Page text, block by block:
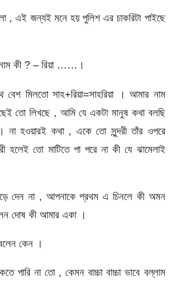
, এই জন্যই মনে হয় পুলিশ এর চাকরিটা পাইছে
কী ? – রিয়া ……।
বেশ মিলতো সাহ+রিয়া=সাহরিয়া । আমার নাম
তো লিখছে , আমি যে একটা মানুষ কথা বলছি
না হওয়ারই কথা , একে তো সুন্দরী তাঁর ওপরে
হলেই তো মাটিতে পা পরে না কী যে ঝামেলাই
দেন না , আপনাকে প্রথম এ চিনলে কী অমন
দোষ কী আমার একা ।
কেন ।
পারি না তো , কেমন বাচ্চা বাচ্চা ভাবে বল্লাম